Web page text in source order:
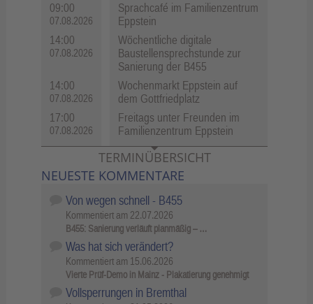
09:00
07.08.2026
Sprachcafé im Familienzentrum
Eppstein
14:00
07.08.2026
Wöchentliche digitale
Baustellensprechstunde zur
Sanierung der B455
14:00
07.08.2026
Wochenmarkt Eppstein auf
dem Gottfriedplatz
17:00
07.08.2026
Freitags unter Freunden im
Familienzentrum Eppstein
TERMINÜBERSICHT
NEUESTE KOMMENTARE
Von wegen schnell - B455
Kommentiert am 22.07.2026
B455: Sanierung verläuft planmäßig – …
Was hat sich verändert?
Kommentiert am 15.06.2026
Vierte Prüf-Demo in Mainz - Plakatierung genehmigt
Vollsperrungen in Bremthal